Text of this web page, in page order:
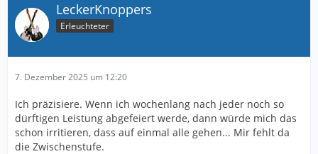
LeckerKnoppers
Erleuchteter
7. Dezember 2025 um 12:20
Ich präzisiere. Wenn ich wochenlang nach jeder noch so
dürftigen Leistung abgefeiert werde, dann würde mich das
schon irritieren, dass auf einmal alle gehen... Mir fehlt da
die Zwischenstufe.